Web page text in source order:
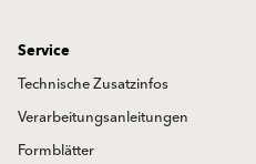
Service
Technische Zusatzinfos
Verarbeitungsanleitungen
Formblätter